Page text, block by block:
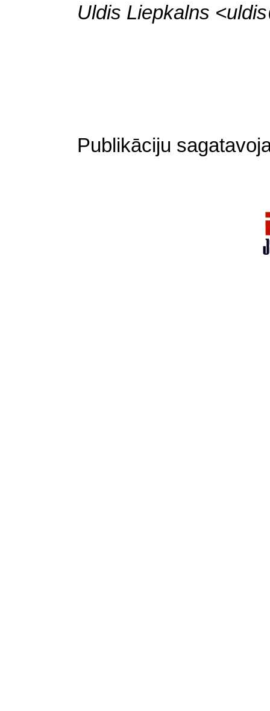
Uldis Liepkalns
Publikāciju